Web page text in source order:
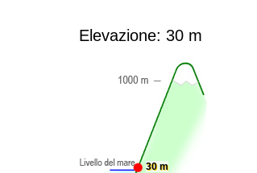
Elevazione: 30 m
30 m